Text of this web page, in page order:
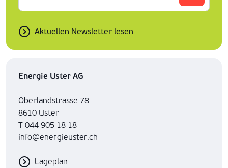
Aktuellen Newsletter lesen
Energie Uster AG
Oberlandstrasse 78
8610 Uster
T 044 905 18 18
info@energieuster.ch
Lageplan